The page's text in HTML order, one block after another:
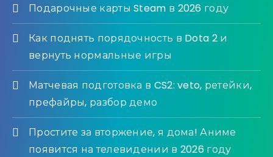
Подарочные карты Steam в 2026 году
Как поднять порядочность в Dota 2 и
вернуть нормальные игры
Матчевая подготовка в CS2: veto, ретейки,
префайры, разбор демо
Простите за вторжение, я дома! Аниме
появится на телевидении в 2026 году